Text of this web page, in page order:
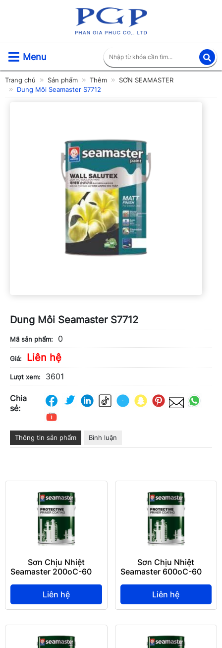
Menu
Trang chủ Sản phẩm Thêm
SƠN SEAMASTER
Dung Môi Seamaster S7712
Dung Môi Seamaster S7712
Mã sản phẩm: 0
Giá: Liên hệ
Lượt xem: 3601
Chia
sẻ:
Thông tin sản phẩm Bình luận
Sơn Chịu Nhiệt
Seamaster 200oC-6003
Liên hệ
Sơn Chịu Nhiệt
Seamaster 600oC-6006
Liên hệ